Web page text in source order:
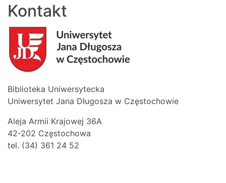
Kontakt
Biblioteka Uniwersytecka
Uniwersytet Jana Długosza w Częstochowie
Aleja Armii Krajowej 36A
42-202 Częstochowa
tel. (34) 361 24 52